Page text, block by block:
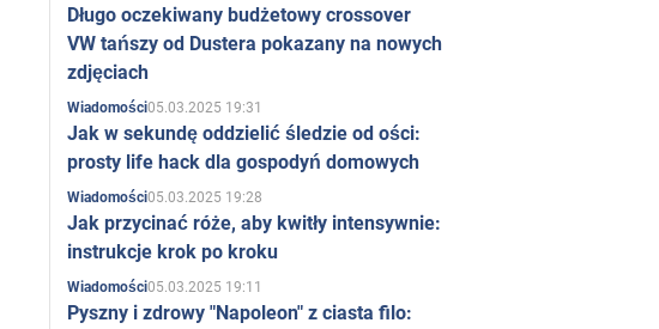
Długo oczekiwany budżetowy crossover
VW tańszy od Dustera pokazany na nowych
zdjęciach
Wiadomości05.03.2025 19:31
Jak w sekundę oddzielić śledzie od ości:
prosty life hack dla gospodyń domowych
Wiadomości05.03.2025 19:28
Jak przycinać róże, aby kwitły intensywnie:
instrukcje krok po kroku
Wiadomości05.03.2025 19:11
Pyszny i zdrowy "Napoleon" z ciasta filo: